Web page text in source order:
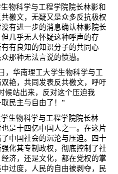
物科学与工程学院院长林影和
檄文，无疑又是众多反抗极权
有进一步的消息确认林影院长
几乎无人怀疑这种呼声的存
有良知的知识分子的共同心
那种无法言说的愤懑。
日，华南理工大学生物科学与工
艳，共同发表反共檄文，呼吁
候站出来，反对这个压迫我
民主与自由了！”
生物科学与工程学院院长林
是十四亿中国人之一。在这片
中国社会的沉沦与压迫。四十
化其专制政权，彻底控制了社
济，还是文化，都在党权的掌
过度，人民的自由被剥夺，民